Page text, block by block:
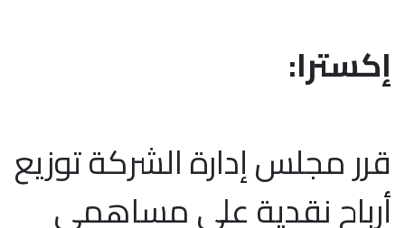
إكسترا:
قرر مجلس إدارة الشركة توزيع
أرباح نقدية على مساهمي